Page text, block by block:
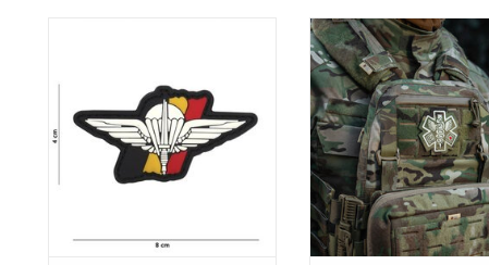
TOEVOEGEN AAN WINKELWAGEN
Deze nieuwe patch is
gemaakt voor paramedici
echte beschermengelen
verdedigers.
TOEVOEGEN AAN